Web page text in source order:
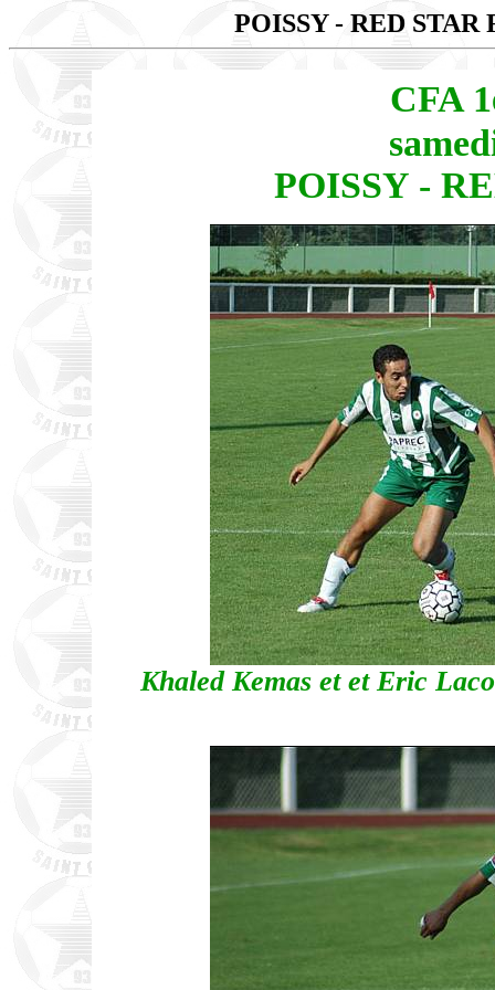
POISSY - RED STAR
CFA
POISSY -
Khaled Kemas et et Eric